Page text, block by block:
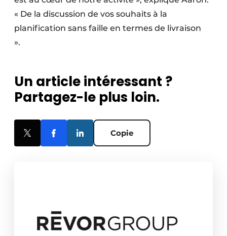
« De la discussion de vos souhaits à la
planification sans faille en termes de livraison
».
Un article intéressant ?
Partagez-le plus loin.
Copie